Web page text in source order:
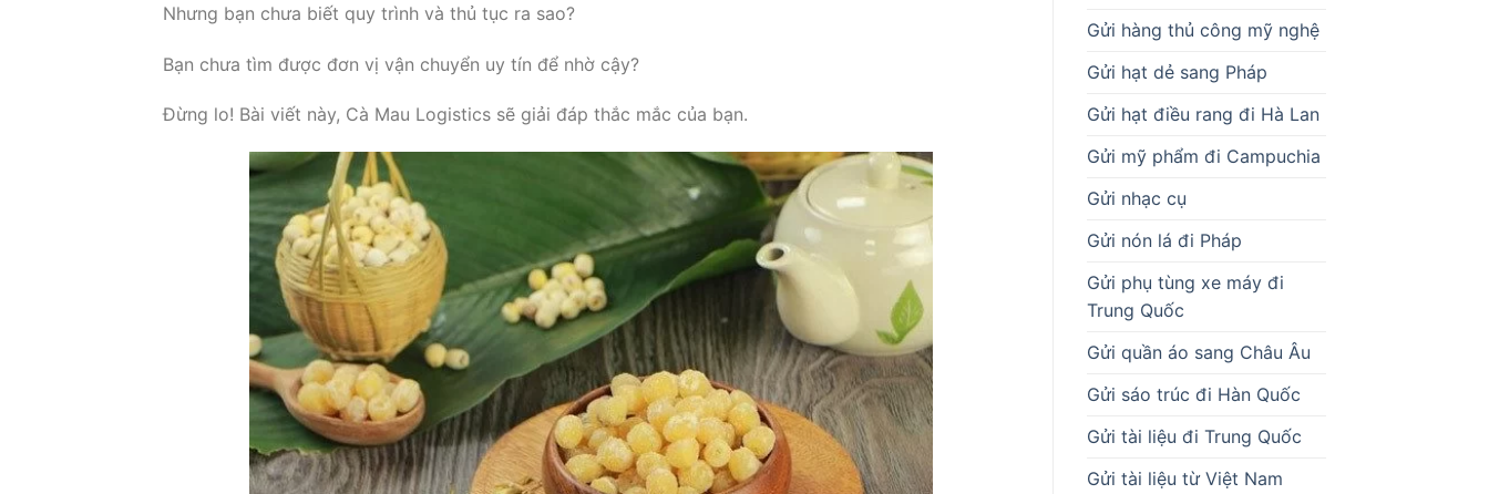
Nhưng bạn chưa biết quy trình và thủ tục ra sao?
Bạn chưa tìm được đơn vị vận chuyển uy tín để nhờ cậy?
Đừng lo! Bài viết này, Cà Mau Logistics sẽ giải đáp thắc mắc của bạn.
Gửi hàng thủ công mỹ nghệ
Gửi hạt dẻ sang Pháp
Gửi hạt điều rang đi Hà Lan
Gửi mỹ phẩm đi Campuchia
Gửi nhạc cụ
Gửi nón lá đi Pháp
Gửi phụ tùng xe máy đi
Trung Quốc
Gửi quần áo sang Châu Âu
Gửi sáo trúc đi Hàn Quốc
Gửi tài liệu đi Trung Quốc
Gửi tài liệu từ Việt Nam